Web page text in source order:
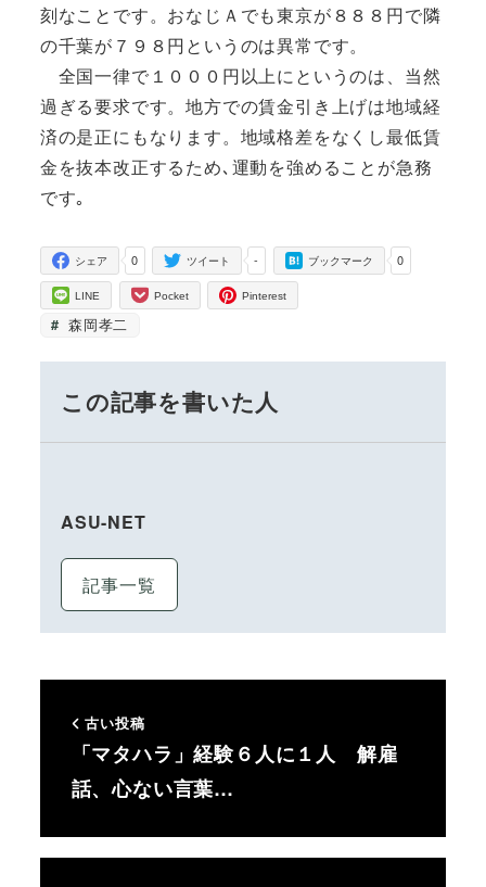
刻なことです。おなじＡでも東京が８８８円で隣
の千葉が７９８円というのは異常です。
全国一律で１０００円以上にというのは、当然
過ぎる要求です。地方での賃金引き上げは地域経
済の是正にもなります。地域格差をなくし最低賃
金を抜本改正するため､運動を強めることが急務
です｡
0
シェア -
ツイート 0
ブックマーク
LINE Pocket Pinterest
森岡孝二
この記事を書いた人
ASU-NET
記事一覧
古い投稿
「マタハラ」経験６人に１人 解雇
話、心ない言葉…